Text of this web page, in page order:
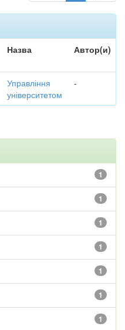
Назва Автор(и)
Управління
університетом
-
1
1
1
1
1
1
1